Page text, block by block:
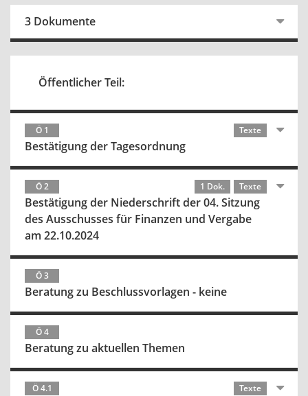
3 Dokumente
Öffentlicher Teil:
Ö 1 Texte
Bestätigung der Tagesordnung
Ö 2 1 Dok. Texte
Bestätigung der Niederschrift der 04. Sitzung
des Ausschusses für Finanzen und Vergabe
am 22.10.2024
Ö 3
Beratung zu Beschlussvorlagen - keine
Ö 4
Beratung zu aktuellen Themen
Ö 4.1 Texte